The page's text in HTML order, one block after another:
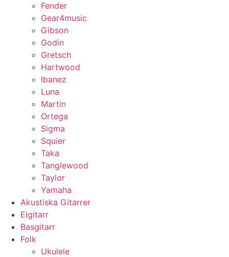
Fender
Gear4music
Gibson
Godin
Gretsch
Hartwood
Ibanez
Luna
Martin
Ortega
Sigma
Squier
Taka
Tanglewood
Taylor
Yamaha
Akustiska Gitarrer
Elgitarr
Basgitarr
Folk
Ukulele